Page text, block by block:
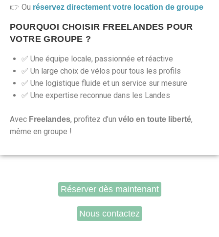
Réserver dès maintenant
Nous contactez
👉 Ou réservez directement votre location de groupe
POURQUOI CHOISIR FREELANDES POUR
VOTRE GROUPE ?
✅ Une équipe locale, passionnée et réactive
✅ Un large choix de vélos pour tous les profils
✅ Une logistique fluide et un service sur mesure
✅ Une expertise reconnue dans les Landes
Avec Freelandes, profitez d’un vélo en toute liberté,
même en groupe !